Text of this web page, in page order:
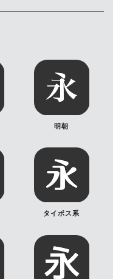
明朝
タイポス系